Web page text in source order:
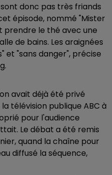
donc pas très friands
épisode, nommé "Mister
prendre le thé avec une
de bains. Les araignées
et "sans danger", précise
avait déjà été privé
télévision publique ABC à
pour l'audience
Le débat a été remis
quand la chaîne pour
diffusé la séquence,